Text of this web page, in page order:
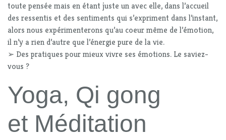
toute pensée mais en étant juste un avec elle, dans l’accueil
des ressentis et des sentiments qui s’expriment dans l’instant,
alors nous expérimenterons qu’au coeur même de l’émotion,
il n’y a rien d’autre que l’énergie pure de la vie.
➢ Des pratiques pour mieux vivre ses émotions. Le saviez-
vous ?
Yoga, Qi gong
et Méditation